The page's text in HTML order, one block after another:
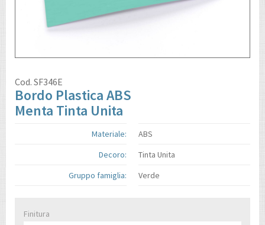
Cod. SF346E
Bordo Plastica ABS
Menta Tinta Unita
Materiale:
Decoro:
Gruppo famiglia:
ABS
Tinta Unita
Verde
Finitura